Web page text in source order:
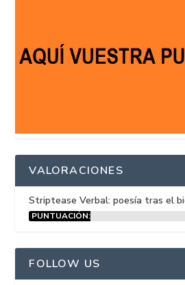
VALORACIONES
Striptease Verbal: poesía tras el
PUNTUACIÓN:
FOLLOW US